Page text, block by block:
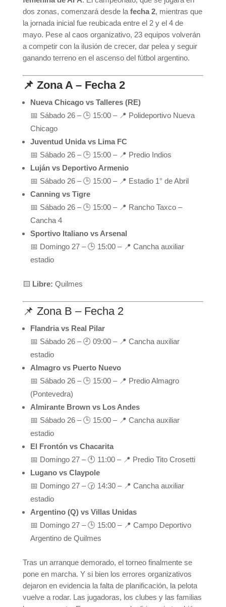
dos zonas, comenzará desde la fecha 2, mientras que
la jornada inicial fue reubicada entre el 2 y el 4 de
mayo. Pese al caos organizativo, 23 equipos volverán
a competir con la ilusión de crecer, dar pelea y seguir
ganando terreno en el ascenso del fútbol argentino.
📌 Zona A – Fecha 2
Nueva Chicago vs Talleres (RE)
📅 Sábado 26 – 🕒 15:00 – 📍 Polideportivo Nueva
Chicago
Juventud Unida vs Lima FC
📅 Sábado 26 – 🕒 15:00 – 📍 Predio Indios
Luján vs Deportivo Armenio
📅 Sábado 26 – 🕒 15:00 – 📍 Estadio 1° de Abril
Canning vs Tigre
📅 Sábado 26 – 🕒 15:00 – 📍 Rancho Taxco –
Cancha 4
Sportivo Italiano vs Arsenal
📅 Domingo 27 – 🕒 15:00 – 📍 Cancha auxiliar
estadio
🟨 Libre: Quilmes
📌 Zona B – Fecha 2
Flandria vs Real Pilar
📅 Sábado 26 – 🕘 09:00 – 📍 Cancha auxiliar
estadio
Almagro vs Puerto Nuevo
📅 Sábado 26 – 🕒 15:00 – 📍 Predio Almagro
(Pontevedra)
Almirante Brown vs Los Andes
📅 Sábado 26 – 🕒 15:00 – 📍 Cancha auxiliar
estadio
El Frontón vs Chacarita
📅 Domingo 27 – 🕚 11:00 – 📍 Predio Tito Crosetti
Lugano vs Claypole
📅 Domingo 27 – 🕝 14:30 – 📍 Cancha auxiliar
estadio
Argentino (Q) vs Villas Unidas
📅 Domingo 27 – 🕒 15:00 – 📍 Campo Deportivo
Argentino de Quilmes
Tras un arranque demorado, el torneo finalmente se
pone en marcha. Y si bien los errores organizativos
dejaron en evidencia la falta de planificación, la pelota
vuelve a rodar. Las jugadoras, los clubes y las familias